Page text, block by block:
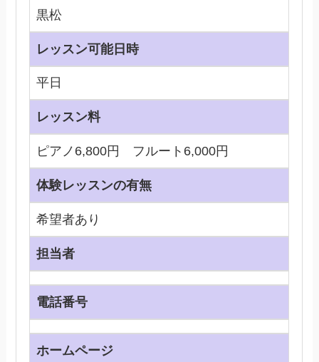
黒松
レッスン可能日時
平日
レッスン料
ピアノ6,800円 フルート6,000円
体験レッスンの有無
希望者あり
担当者
電話番号
ホームページ